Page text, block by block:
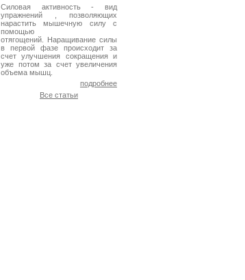
Силовая активность - вид
упражнений , позволяющих
нарастить мышечную силу с
помощью
отягощений. Наращивание силы
в первой фазе происходит за
счет улучшения сокращения и
уже потом за счет увеличения
объема мышц.
подробнее
Все статьи